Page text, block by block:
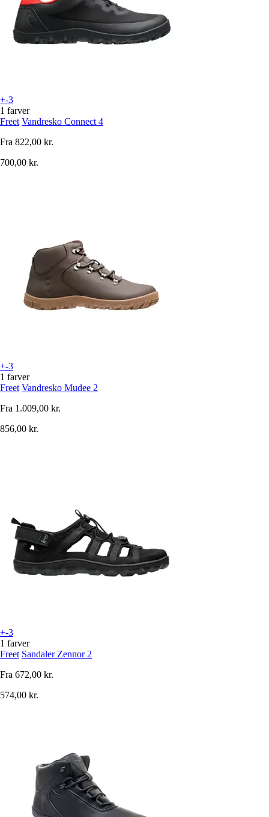
+-3
1 farver
Freet Vandresko Connect 4
Fra 822,00 kr.
700,00 kr.
+-3
1 farver
Freet Vandresko Mudee 2
Fra 1.009,00 kr.
856,00 kr.
+-3
1 farver
Freet Sandaler Zennor 2
Fra 672,00 kr.
574,00 kr.